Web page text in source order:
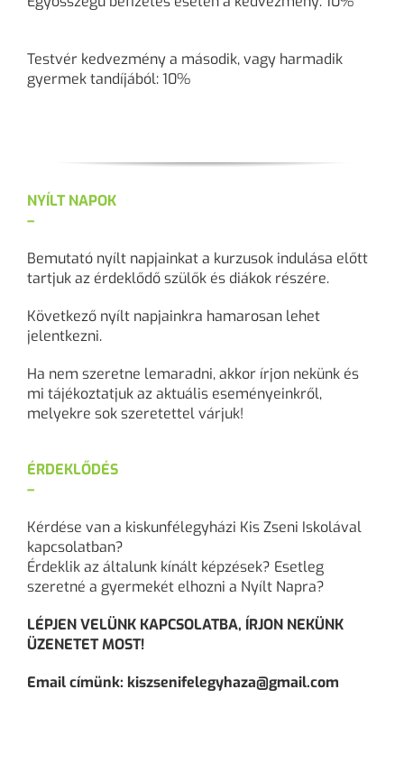
Testvér kedvezmény a második, vagy harmadik
gyermek tandíjából: 10%
NYÍLT NAPOK
–
Bemutató nyílt napjainkat a kurzusok indulása előtt
tartjuk az érdeklődő szülők és diákok részére.
Következő nyílt napjainkra hamarosan lehet
jelentkezni.
Ha nem szeretne lemaradni, akkor írjon nekünk és
mi tájékoztatjuk az aktuális eseményeinkről,
melyekre sok szeretettel várjuk!
ÉRDEKLŐDÉS
–
Kérdése van a kiskunfélegyházi Kis Zseni Iskolával
kapcsolatban?
Érdeklik az általunk kínált képzések? Esetleg
szeretné a gyermekét elhozni a Nyílt Napra?
LÉPJEN VELÜNK KAPCSOLATBA, ÍRJON NEKÜNK
ÜZENETET MOST!
Email címünk: kiszsenifelegyhaza@gmail.com